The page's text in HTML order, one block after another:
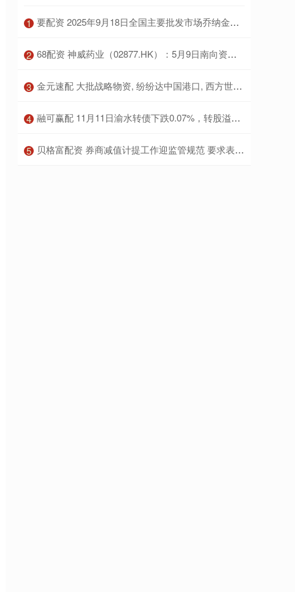
1 ​要配资 2025年9月18日全国主要批发市场乔纳金苹果价格行情
2 ​68配资 神威药业（02877.HK）：5月9日南向资金减持5万股
3 ​金元速配 大批战略物资, 纷纷达中国港口, 西方世界嗅到了“不寻常”的味道
4 ​融可赢配 11月11日渝水转债下跌0.07%，转股溢价率26.59%
5 ​贝格富配资 券商减值计提工作迎监管规范 要求表内外金融工具全覆盖